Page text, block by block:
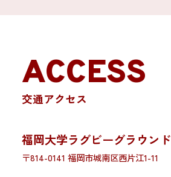
ACCESS
交通アクセス
福岡大学ラグビーグラウンド
〒814-0141 福岡市城南区西片江1-11